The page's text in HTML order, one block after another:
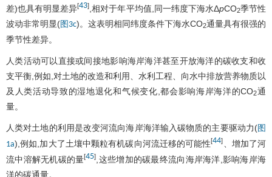
差)也具有明显差异[43] ,相对于年平均值,同一纬度下海水ΔpCO2季节性
波动非常明显(图3c)。这表明相同纬度条件下海水CO2通量具有很强的
季节性差异。
人类活动可以直接或间接地影响海岸海洋甚至开放海洋的碳收支和收
支平衡,例如,对土地的改造和利用、水利工程、向水中排放营养物质以
及人类活动导致的湿地退化和气候变化,都会影响海岸海洋的CO2通
量。
人类对土地的利用是改变河流向海岸海洋输入碳物质的主要驱动力(图
1a),例如,加大了土壤中颗粒有机碳向河流迁移的可能性[44]
、增加了河
流中溶解无机碳的量[45] ,这些增加的碳最终流向海岸海洋,影响海岸海
洋的碳通量。